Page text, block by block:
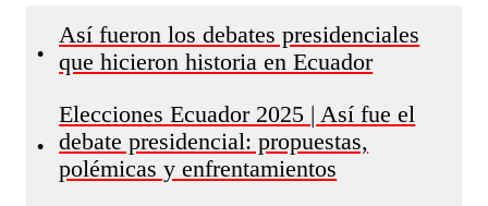
•
Así fueron los debates presidenciales
que hicieron historia en Ecuador
•
Elecciones Ecuador 2025 | Así fue el
debate presidencial: propuestas,
polémicas y enfrentamientos